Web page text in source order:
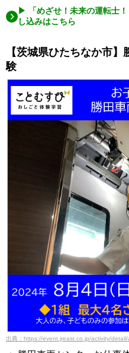
▶ 「めざせ！未来の運転士
し込みはこちら
【茨城県ひたちなか市
験
出典：https://event.jreast.co.jp/activity/